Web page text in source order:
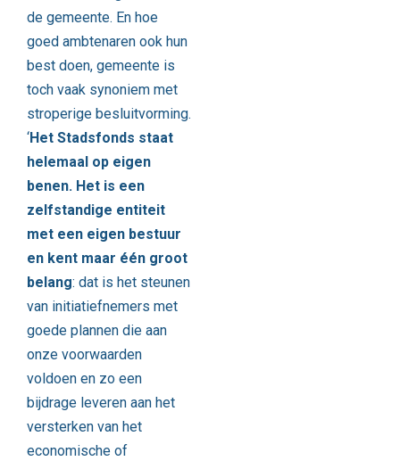
de gemeente. En hoe
goed ambtenaren ook hun
best doen, gemeente is
toch vaak synoniem met
stroperige besluitvorming.
‘Het Stadsfonds staat
helemaal op eigen
benen. Het is een
zelfstandige entiteit
met een eigen bestuur
en kent maar één groot
belang: dat is het steunen
van initiatiefnemers met
goede plannen die aan
onze voorwaarden
voldoen en zo een
bijdrage leveren aan het
versterken van het
economische of